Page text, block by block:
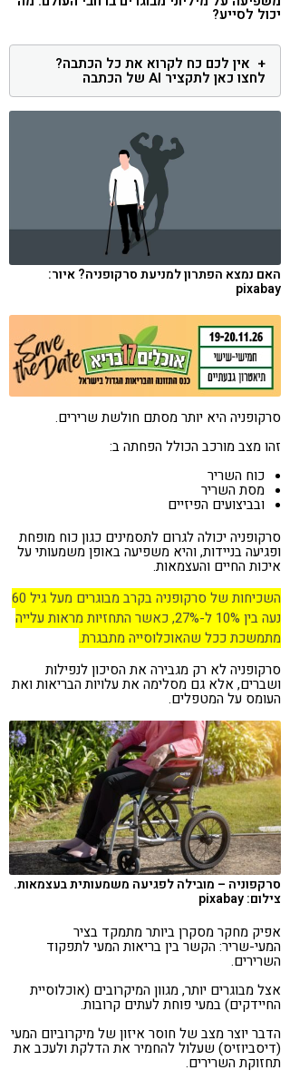
קורונה
יכול לסייע?
אין לכם כח לקרוא את כל הכתבה?
לחצו כאן לתקציר AI של הכתבה
האם נמצא הפתרון למניעת סרקופניה? איור:
pixabay
סרקופניה היא יותר מסתם חולשת שרירים.
זהו מצב מורכב הכולל הפחתה ב:
כוח השריר
מסת השריר
ובביצועים הפיזיים
סרקופניה יכולה לגרום לתסמינים כגון כוח מופחת
ופגיעה בניידות, והיא משפיעה באופן משמעותי על
איכות החיים והעצמאות.
השכיחות של סרקופניה בקרב מבוגרים מעל גיל 60
נעה בין 10% ל-27%, כאשר התחזיות מראות עלייה
מתמשכת ככל שהאוכלוסייה מתבגרת.
סרקופניה לא רק מגבירה את הסיכון לנפילות
ושברים, אלא גם מסלימה את עלויות הבריאות ואת
העומס על המטפלים.
סרקפוניה – מובילה לפגיעה משמעותית בעצמאות.
צילום: pixabay
אפיק מחקר מסקרן ביותר מתמקד בציר
המעי-שריר: הקשר בין בריאות המעי לתפקוד
השרירים.
אצל מבוגרים יותר, מגוון המיקרובים (אוכלוסיית
החיידקים) במעי פוחת לעתים קרובות.
הדבר יוצר מצב של חוסר איזון של מיקרוביום המעי
(דיסביוזיס) שעלול להחמיר את הדלקת ולעכב את
תחזוקת השרירים.